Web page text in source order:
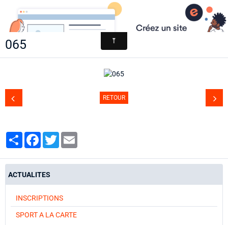
AACCA
Page d'accueil
Diaporamas
065
RETOUR
PartagerFacebook
Twitter
ACTUALITES
INSCRIPTIONS
SPORT A LA CARTE